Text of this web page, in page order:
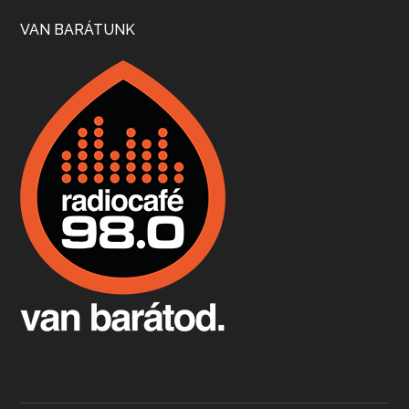
Boston, teadélután, bab és homár
Apr 9, 2026 • 00:37:17
Fermentáljunk, a testünk meghálálja!
Apr 3, 2026 • 00:36:07
VAN BARÁTUNK